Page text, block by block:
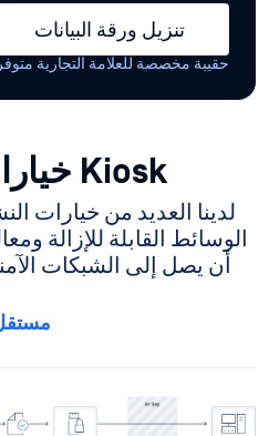
تنزيل ورقة البيانات
حقيبة مخصصة للعلامة التجارية
Kiosk خيارات النشر
لدينا العديد من خيارات
الوسائط القابلة للإزالة
أن يصل إلى الشبكات